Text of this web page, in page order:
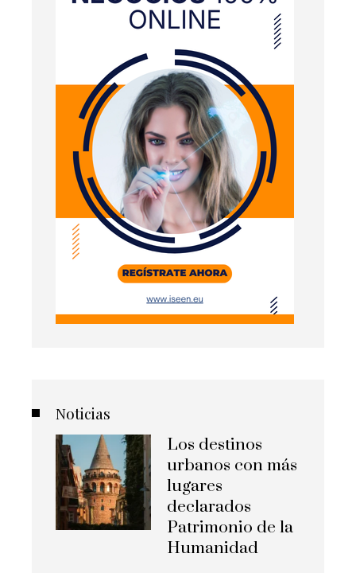
Noticias
Los destinos
urbanos con más
lugares
declarados
Patrimonio de la
Humanidad